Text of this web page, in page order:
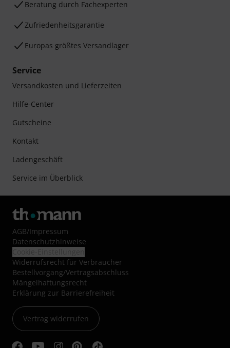
Beratung durch Fachexperten
Zufriedenheitsgarantie
Europas größtes Versandlager
Service
Versandkosten und Lieferzeiten
Hilfe-Center
Gutscheine
Kontakt
Ladengeschäft
Service im Überblick
AGB/Impressum
Datenschutzhinweise
Widerrufsrecht für Verbraucher
Bestellvorgang/Vertragsabschluss
Mängelhaftungsrecht
Erklärung zur Barrierefreiheit
Vertrag widerrufen